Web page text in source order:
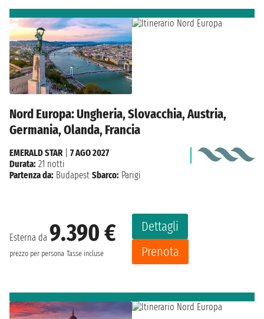
Nord Europa: Ungheria, Slovacchia, Austria,
Germania, Olanda, Francia
Esterna da 9.390 €
prezzo per persona Tasse incluse
Dettagli
Prenota
EMERALD STAR| 7 AGO 2027
Durata: 21 notti
Partenza da: Budapest Sbarco: Parigi